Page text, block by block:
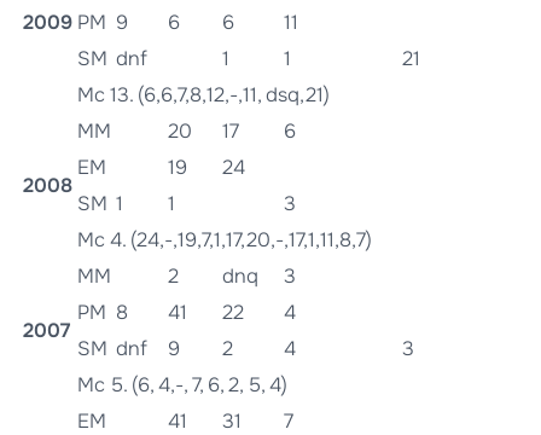
2009 PM 9 6 6
11
SM dnf 1 1
21
Mc 13. (6,6,7,8,12,-,11, dsq,21)
2008
MM 20 17
6
EM
19
24
SM 1 1
3
Mc 4. (24,-,19,7,1,17,20,-,17,1,11,8,7)
2007
MM 2 dnq
3
PM 8 41 22
4
SM dnf 9 2 4
3
Mc 5. (6, 4,-, 7, 6, 2, 5, 4)
EM 41 31
7